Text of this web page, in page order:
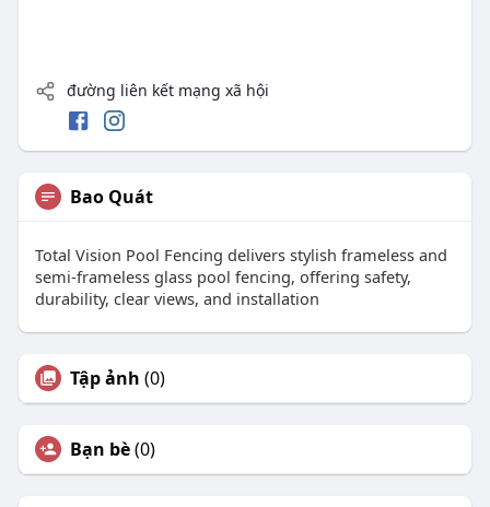
đường liên kết mạng xã hội
Bao Quát
Total Vision Pool Fencing delivers stylish frameless and
semi-frameless glass pool fencing, offering safety,
durability, clear views, and installation
Tập ảnh (0)
Bạn bè(0)